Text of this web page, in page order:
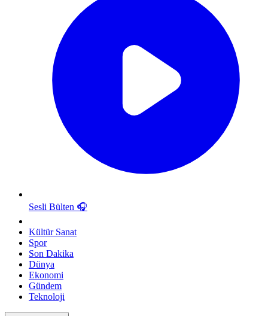
Sesli Bülten 🎧
Kültür Sanat
Spor
Son Dakika
Dünya
Ekonomi
Gündem
Teknoloji